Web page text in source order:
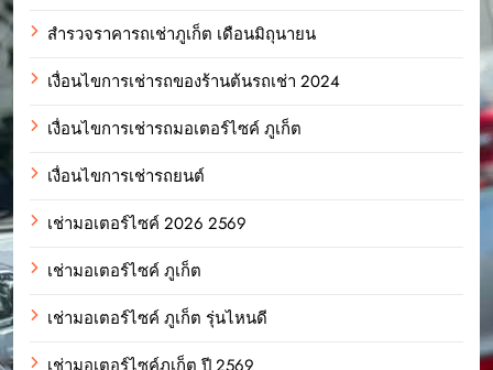
สำรวจราคารถเช่าภูเก็ต เดือนมิถุนายน
เงื่อนไขการเช่ารถของร้านต้นรถเช่า 2024
เงื่อนไขการเช่ารถมอเตอร์ไซค์ ภูเก็ต
เงื่อนไขการเช่ารถยนต์
เช่ามอเตอร์ไซค์ 2026 2569
เช่ามอเตอร์ไซค์ ภูเก็ต
เช่ามอเตอร์ไซค์ ภูเก็ต รุ่นไหนดี